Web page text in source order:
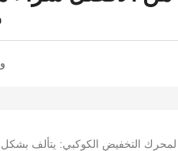
التخفيض الكوكبي: يتألف